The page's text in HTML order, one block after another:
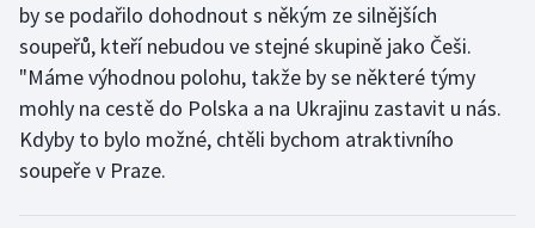
Lyže a snowboard
Moderní pětiboj
Motorsport
Olympijské hry
by se podařilo dohodnout s někým ze silnějších
soupeřů, kteří nebudou ve stejné skupině jako Češi.
"Máme výhodnou polohu, takže by se některé týmy
mohly na cestě do Polska a na Ukrajinu zastavit u nás.
Kdyby to bylo možné, chtěli bychom atraktivního
soupeře v Praze.